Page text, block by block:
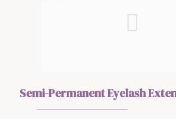
Semi-Permanent Eyelash